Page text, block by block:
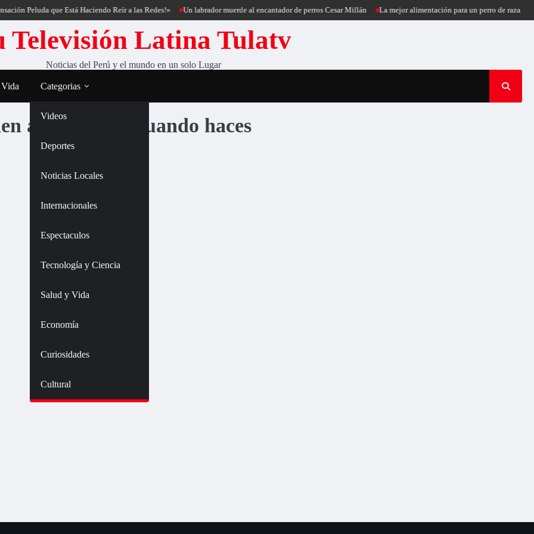
Peluda que Está Haciendo Reír a las Redes!» Un labrador muerde al encantador de perros Cesar Millán La mejor alimentación para un perro de raza
Televisión Latina Tulatv
Noticias del Perú y el mundo en un solo Lugar
Categorias
Videos
Deportes
Noticias Locales
Internacionales
Espectaculos
Tecnología y Ciencia
Salud y Vida
Economía
Curiosidades
Cultural
a tu cerebro cuando haces